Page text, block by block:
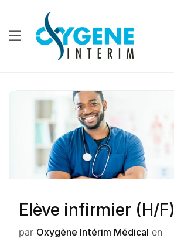
Elève infirmier (H/F)
par Oxygène Intérim Médical en